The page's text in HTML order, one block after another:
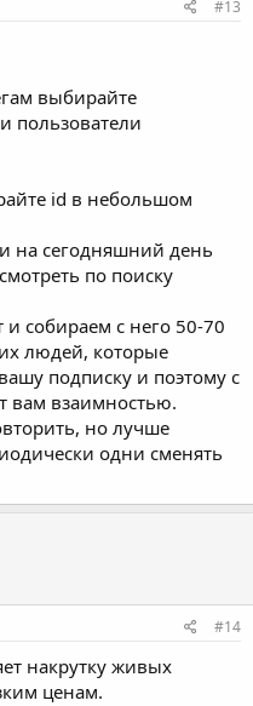
#13
выбирайте
пользователи
id в небольшом
на сегодняшний день
по поиску
собираем с него 50-70
людей, которые
подписку и поэтому с
вам взаимностью.
но лучше
одни сменять
#14
накрутку живых
ценам.